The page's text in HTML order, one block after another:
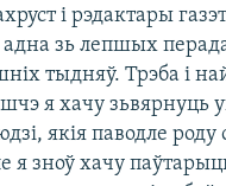
і рэдактары
зь лепшых
тыдняў. Трэба і
я хачу
якія паводле роду
я зноў хачу